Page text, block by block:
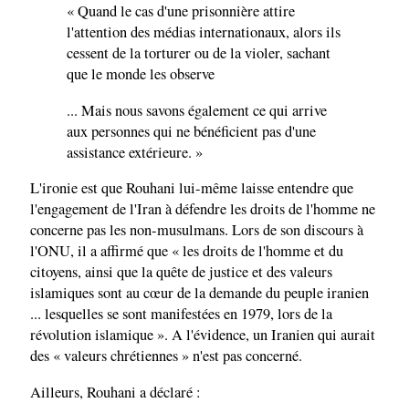
« Quand le cas d'une prisonnière attire
l'attention des médias internationaux, alors ils
cessent de la torturer ou de la violer, sachant
que le monde les observe
... Mais nous savons également ce qui arrive
aux personnes qui ne bénéficient pas d'une
assistance extérieure. »
L'ironie est que Rouhani lui-même laisse entendre que
l'engagement de l'Iran à défendre les droits de l'homme ne
concerne pas les non-musulmans. Lors de son discours à
l'ONU, il a affirmé que « les droits de l'homme et du
citoyens, ainsi que la quête de justice et des valeurs
islamiques sont au cœur de la demande du peuple iranien
... lesquelles se sont manifestées en 1979, lors de la
révolution islamique ». A l'évidence, un Iranien qui aurait
des « valeurs chrétiennes » n'est pas concerné.
Ailleurs, Rouhani a déclaré :